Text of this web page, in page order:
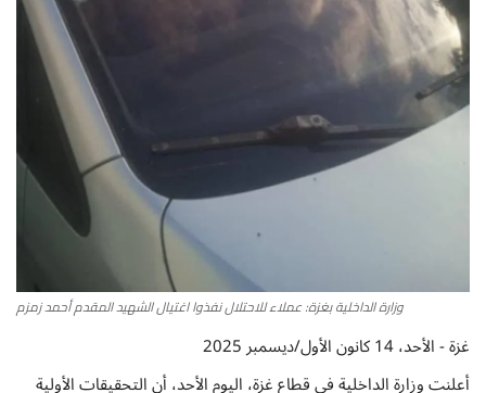
البنود والشروط
رئيس التحرير
وزارة الداخلية بغزة: عملاء للاحتلال نفذوا اغتيال الشهيد المقدم أحمد زمزم
غزة - الأحد، 14 كانون الأول/ديسمبر 2025
أعلنت وزارة الداخلية في قطاع غزة، اليوم الأحد، أن التحقيقات الأولية